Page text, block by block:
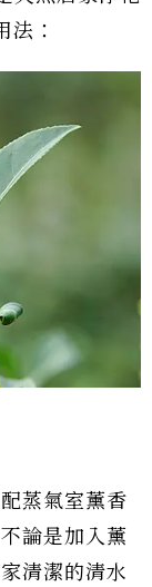
法：
蒸氣室薰香
論是加入薰
清潔的清水